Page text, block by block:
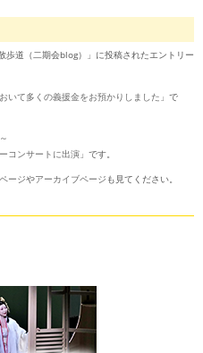
道（二期会blog）」に投稿されたエントリー
いて多くの義援金をお預かりしました 」で
コンサートに出演 」です。
ージやアーカイブページ も見てください。